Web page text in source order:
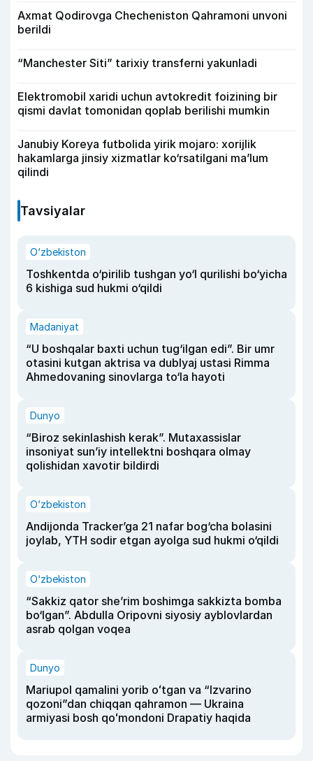
Axmat Qodirovga Checheniston Qahramoni unvoni
berildi
“Manchester Siti” tarixiy transferni yakunladi
Elektromobil xaridi uchun avtokredit foizining bir
qismi davlat tomonidan qoplab berilishi mumkin
Janubiy Koreya futbolida yirik mojaro: xorijlik
hakamlarga jinsiy xizmatlar ko‘rsatilgani ma’lum
qilindi
Tavsiyalar
O‘zbekiston
Toshkentda o‘pirilib tushgan yo‘l qurilishi bo‘yicha
6 kishiga sud hukmi o‘qildi
Madaniyat
“U boshqalar baxti uchun tug‘ilgan edi”. Bir umr
otasini kutgan aktrisa va dublyaj ustasi Rimma
Ahmedovaning sinovlarga to‘la hayoti
Dunyo
“Biroz sekinlashish kerak”. Mutaxassislar
insoniyat sun’iy intellektni boshqara olmay
qolishidan xavotir bildirdi
O‘zbekiston
Andijonda Tracker’ga 21 nafar bog‘cha bolasini
joylab, YTH sodir etgan ayolga sud hukmi o‘qildi
O‘zbekiston
“Sakkiz qator she’rim boshimga sakkizta bomba
bo‘lgan”. Abdulla Oripovni siyosiy ayblovlardan
asrab qolgan voqea
Dunyo
Mariupol qamalini yorib oʻtgan va “Izvarino
qozoni”dan chiqqan qahramon — Ukraina
armiyasi bosh qoʻmondoni Drapatiy haqida